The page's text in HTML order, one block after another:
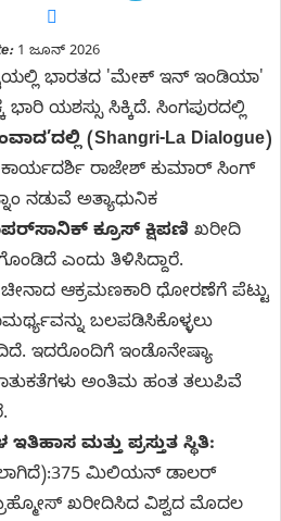
1 ಜೂನ್ 2026
ಭಾರತದ 'ಮೇಕ್ ಇನ್ ಇಂಡಿಯಾ'
ಯಶಸ್ಸು ಸಿಕ್ಕಿದೆ. ಸಿಂಗಪುರದಲ್ಲಿ
(Shangri-La Dialogue)
ಕಾರ್ಯದರ್ಶಿ ರಾಜೇಶ್ ಕುಮಾರ್ ಸಿಂಗ್
ನಡುವೆ ಅತ್ಯಾಧುನಿಕ
ಕ್ರೂಸ್ ಕ್ಷಿಪಣಿ ಖರೀದಿ
ಎಂದು ತಿಳಿಸಿದ್ದಾರೆ.
ಚೀನಾದ ಆಕ್ರಮಣಕಾರಿ ಧೋರಣೆಗೆ ಪೆಟ್ಟು
ಬಲಪಡಿಸಿಕೊಳ್ಳಲು
ಇದರೊಂದಿಗೆ ಇಂಡೊನೇಷ್ಯಾ
ಅಂತಿಮ ಹಂತ ತಲುಪಿವೆ
ಮತ್ತು ಪ್ರಸ್ತುತ ಸ್ಥಿತಿ:
375 ಮಿಲಿಯನ್ ಡಾಲರ್
ಖರೀದಿಸಿದ ವಿಶ್ವದ ಮೊದಲ